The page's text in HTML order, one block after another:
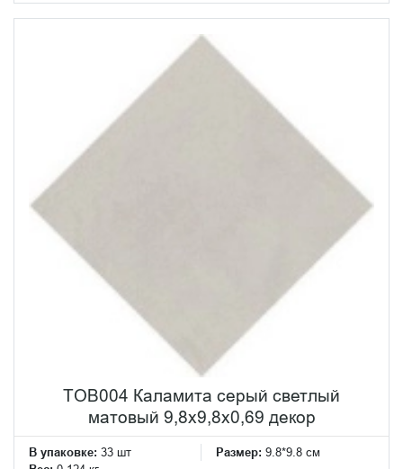
TOB004 Каламита серый светлый
матовый 9,8x9,8x0,69 декор
В упаковке: 33 шт Размер: 9.8*9.8 см